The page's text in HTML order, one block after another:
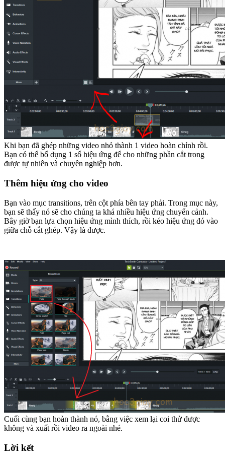
Khi bạn đã ghép những video nhỏ thành 1 video hoàn chỉnh rồi.
Bạn có thể bổ dụng 1 số hiệu ứng để cho những phần cắt trong
được tự nhiên và chuyên nghiệp hơn.
Thêm hiệu ứng cho video
Bạn vào mục transitions, trên cột phía bên tay phải. Trong mục này,
bạn sẽ thấy nó sẽ cho chúng ta khá nhiều hiệu ứng chuyển cảnh.
Bây giờ bạn lựa chọn hiệu ứng mình thích, rồi kéo hiệu ứng đó vào
giữa chỗ cắt ghép. Vậy là được.
Cuối cùng bạn hoàn thành nó, bằng việc xem lại coi thử được
không và xuất rồi video ra ngoài nhé.
Lời kết